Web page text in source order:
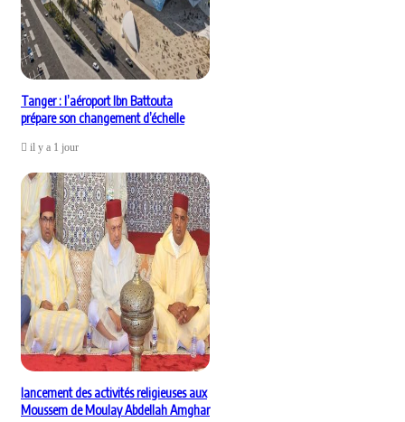
Tanger : l’aéroport Ibn Battouta
prépare son changement d’échelle
il y a 1 jour
lancement des activités religieuses aux
Moussem de Moulay Abdellah Amghar